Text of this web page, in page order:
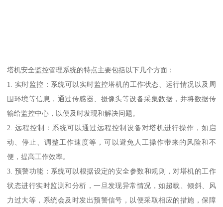
塔机安全监控管理系统的特点主要包括以下几个方面：
1. 实时监控：系统可以实时监控塔机的工作状态、运行情况以及周
围环境等信息，通过传感器、摄像头等设备采集数据，并将数据传
输给监控中心，以便及时发现和解决问题。
2. 远程控制：系统可以通过远程控制设备对塔机进行操作，如启
动、停止、调整工作速度等，可以避免人工操作带来的风险和不
便，提高工作效率。
3. 预警功能：系统可以根据设定的安全参数和规则，对塔机的工作
状态进行实时监测和分析，一旦发现异常情况，如超载、倾斜、风
力过大等，系统会及时发出预警信号，以便采取相应的措施，保障